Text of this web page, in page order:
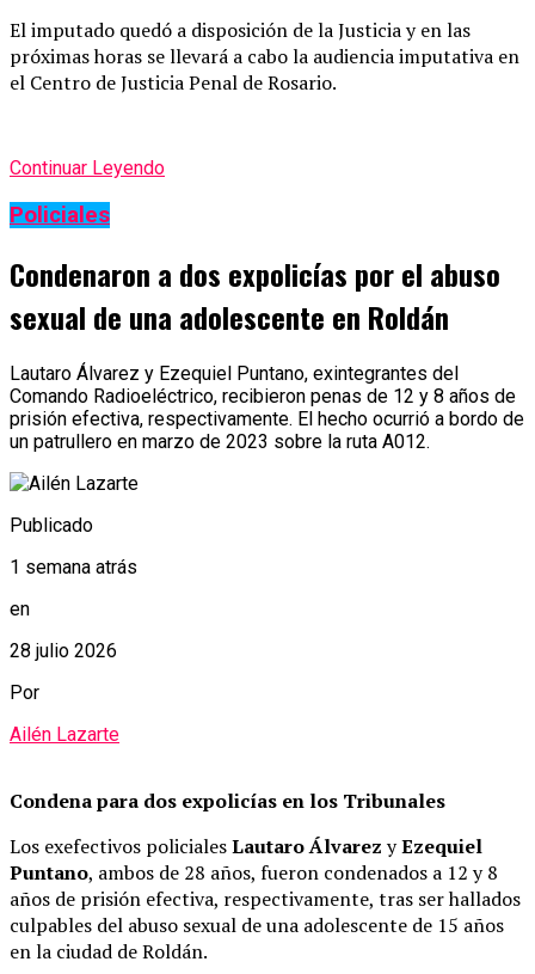
El imputado quedó a disposición de la Justicia y en las
próximas horas se llevará a cabo la audiencia imputativa en
el Centro de Justicia Penal de Rosario.
Continuar Leyendo
Policiales
Condenaron a dos expolicías por el abuso
sexual de una adolescente en Roldán
Lautaro Álvarez y Ezequiel Puntano, exintegrantes del
Comando Radioeléctrico, recibieron penas de 12 y 8 años de
prisión efectiva, respectivamente. El hecho ocurrió a bordo de
un patrullero en marzo de 2023 sobre la ruta A012.
Publicado
1 semana atrás
en
28 julio 2026
Por
Ailén Lazarte
Condena para dos expolicías en los Tribunales
Los exefectivos policialesLautaro Álvarez yEzequiel
Puntano, ambos de 28 años, fueron condenados a 12 y 8
años de prisión efectiva, respectivamente, tras ser hallados
culpables del abuso sexual de una adolescente de 15 años
en la ciudad de Roldán.